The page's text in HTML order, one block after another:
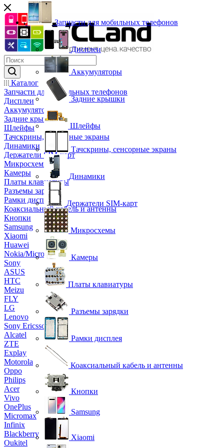
Каталог
Запчасти для мобильных телефонов
Дисплеи
Аккумуляторы
Задние крышки
Шлейфы
Тачскрины, сенсорные экраны
Динамики
Держатели SIM-карт
Микросхемы
Камеры
Платы клавиатуры
Разъемы зарядки
Рамки дисплея
Коаксиальный кабель и антенны
Кнопки
Samsung
Xiaomi
Huawei
Nokia/Microsoft
Sony
ASUS
HTC
Meizu
FLY
LG
Lenovo
Sony Ericsson
Alcatel
ZTE
Explay
Motorola
Oppo
Philips
Acer
Vivo
OnePlus
Micromax
Infinix
Blackberry
Oukitel
Запчасти для мобильных телефонов
Дисплеи
Аккумуляторы
Задние крышки
Шлейфы
Тачскрины, сенсорные экраны
Динамики
Держатели SIM-карт
Микросхемы
Камеры
Платы клавиатуры
Разъемы зарядки
Рамки дисплея
Коаксиальный кабель и антенны
Кнопки
Samsung
Xiaomi